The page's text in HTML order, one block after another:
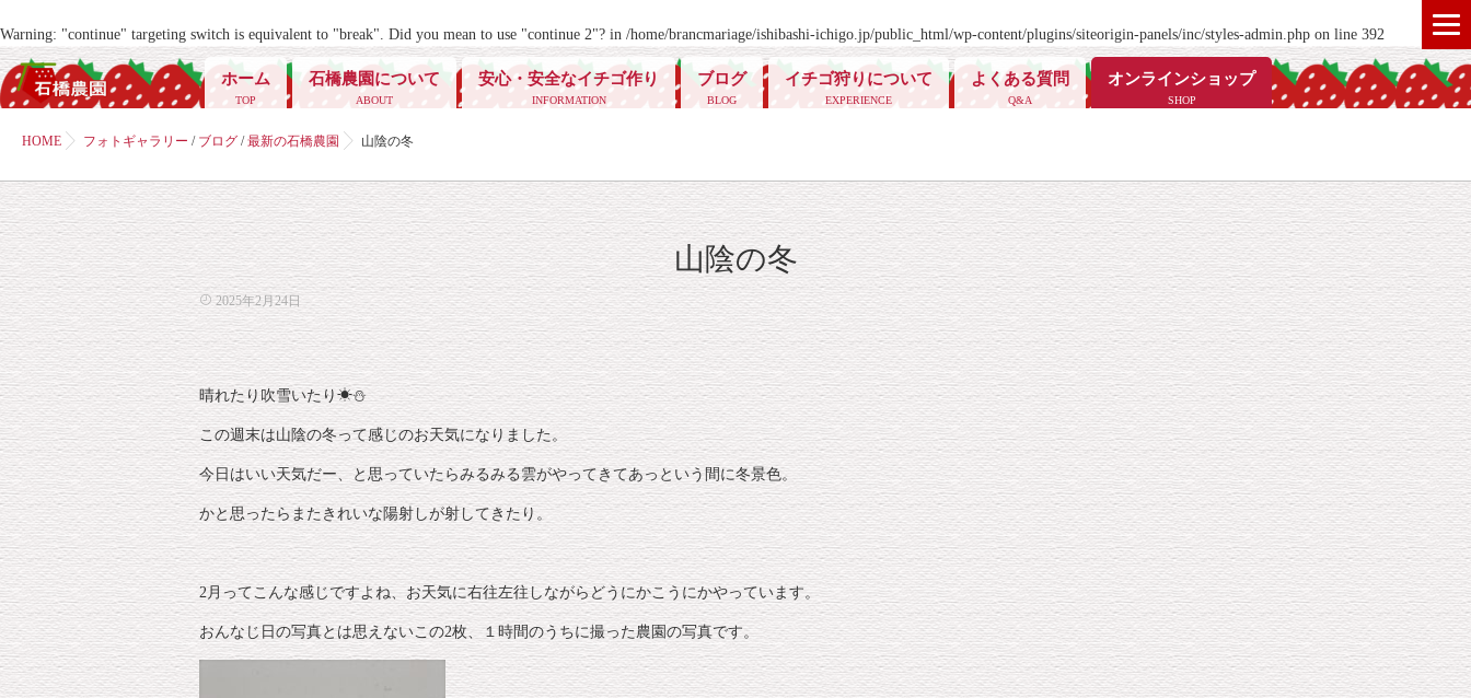
Warning: "continue" targeting switch is equivalent to "break". Did you mean to use "continue 2"? in /home/brancmariage/ishibashi-ichigo.jp/public_html/wp-content/plugins/siteorigin-panels/inc/styles-admin.php on line 392
ホーム
TOP
石橋農園について
ABOUT
安心・安全なイチゴ作り
INFORMATION
ブログ
BLOG
イチゴ狩りについて
EXPERIENCE
よくある質問
Q&A
オンラインショップ
SHOP
HOME フォトギャラリー / ブログ /最新の石橋農園 山陰の冬
山陰の冬
2025年2月24日
晴れたり吹雪いたり☀⛄️
この週末は山陰の冬って感じのお天気になりました。
今日はいい天気だー、と思っていたらみるみる雲がやってきてあっという間に冬景色。
かと思ったらまたきれいな陽射しが射してきたり。
2月ってこんな感じですよね、お天気に右往左往しながらどうにかこうにかやっています。
おんなじ日の写真とは思えないこの2枚、１時間のうちに撮った農園の写真です。